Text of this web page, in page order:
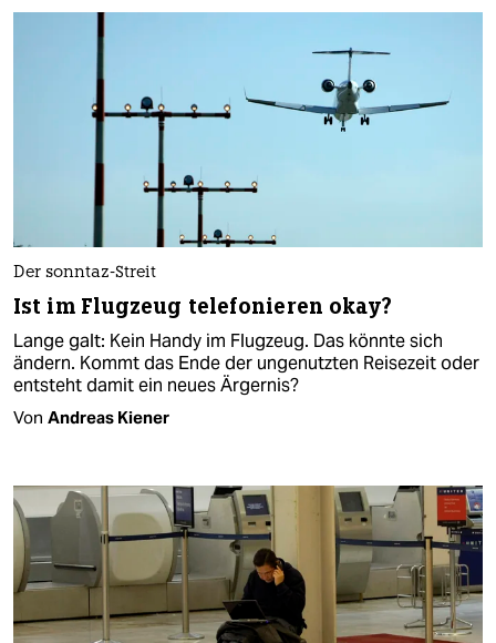
Der sonntaz-Streit
Ist im Flugzeug telefonieren okay?
Lange galt: Kein Handy im Flugzeug. Das könnte sich
ändern. Kommt das Ende der ungenutzten Reisezeit oder
entsteht damit ein neues Ärgernis?
Von Andreas Kiener